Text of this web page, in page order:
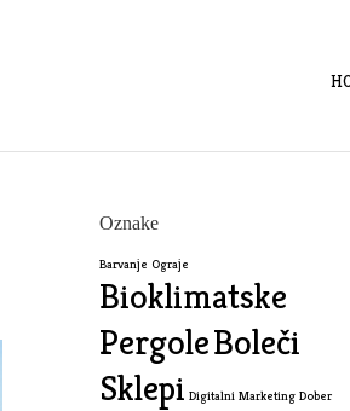
Oznake
Barvanje Ograje
Bioklimatske
PergoleBoleči
Sklepi Digitalni Marketing Dober